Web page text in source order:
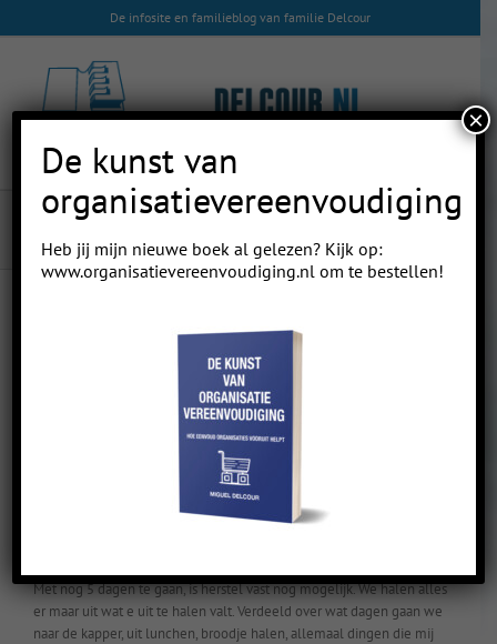
to
De infosite en familieblog van familie Delcour
Langzame verbetering
Langzame verbetering
Na de afgelopen weken extra verzwakking in mijn aansterktijd voor
de operatie bijna voorbij zijn, 17de ga ik onder het mes, begint het
Met nog 5 dagen te gaan, is herstel vast nog mogelijk. We halen alles
er maar uit wat e uit te halen valt. Verdeeld over wat dagen gaan we
naar de kapper, uit lunchen, broodje halen, allemaal dingen die mij
De kunst van
organisatievereenvoudiging
Heb jij mijn nieuwe boek al gelezen? Kijk op:
www.organisatievereenvoudiging.nl om te bestellen!
×